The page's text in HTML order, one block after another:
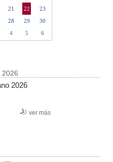
21 22
23
28 29
30
4 5 6
2026
2026
ver más